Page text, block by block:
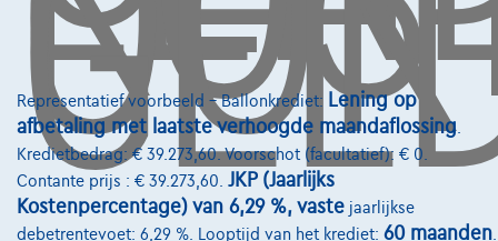
Representatief voorbeeld – Ballonkrediet: Lening op
afbetaling met laatste verhoogde maandaflossing
Kredietbedrag: € 39.273,60. Voorschot (facultatief): € 0.
Contante prijs : € 39.273,60. JKP (Jaarlijks
Kostenpercentage) van 6,29 %, vaste jaarlijkse
debetrentevoet: 6,29 %. Looptijd van het krediet: 60 maanden
Autoverzekering
Lease en persoonlijke lease
Over Ons
Word klant
Wie zijn we